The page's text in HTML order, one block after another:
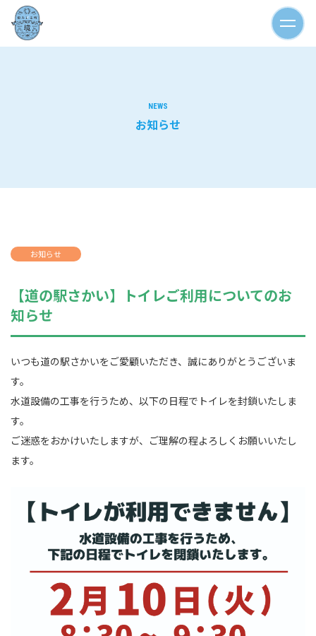
NEWS
お知らせ
お知らせ
【道の駅さかい】トイレご利用についてのお
知らせ
いつも道の駅さかいをご愛顧いただき、誠にありがとうございま
す。
水道設備の工事を行うため、以下の日程でトイレを封鎖いたしま
す。
ご迷惑をおかけいたしますが、ご理解の程よろしくお願いいたし
ます。